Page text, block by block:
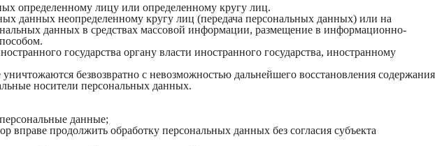
определенному лицу или определенному кругу лиц.
данных неопределенному кругу лиц (передача персональных данных) или на
данных в средствах массовой информации, размещение в информационно-
государства органу власти иностранного государства, иностранному
безвозвратно с невозможностью дальнейшего восстановления содержания
носители персональных данных.
данные;
продолжить обработку персональных данных без согласия субъекта